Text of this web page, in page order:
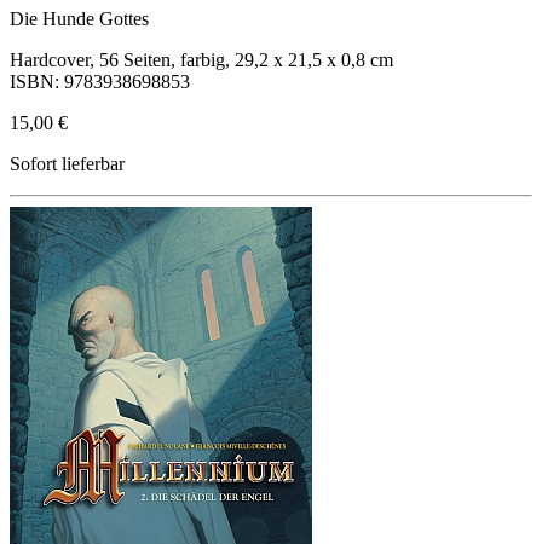
Die Hunde Gottes
Hardcover, 56 Seiten, farbig, 29,2 x 21,5 x 0,8 cm
ISBN: 9783938698853
15,00 €
Sofort lieferbar